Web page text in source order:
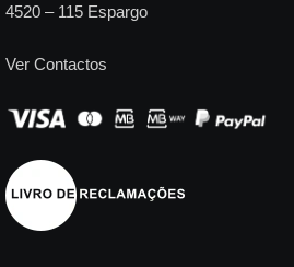
4520 – 115 Espargo
Ver Contactos